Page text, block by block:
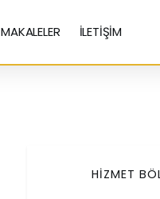
MAKALELER İLETİŞİM
HİZMET